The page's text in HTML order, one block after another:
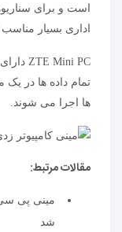
است و برای
اداری بسیار
تمام داده ها در یک
ها اجرا می شوند.
مقالات مرتبط:
شد